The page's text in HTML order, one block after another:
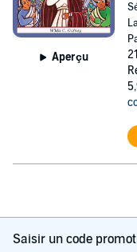
Aperçu
Saisir un code